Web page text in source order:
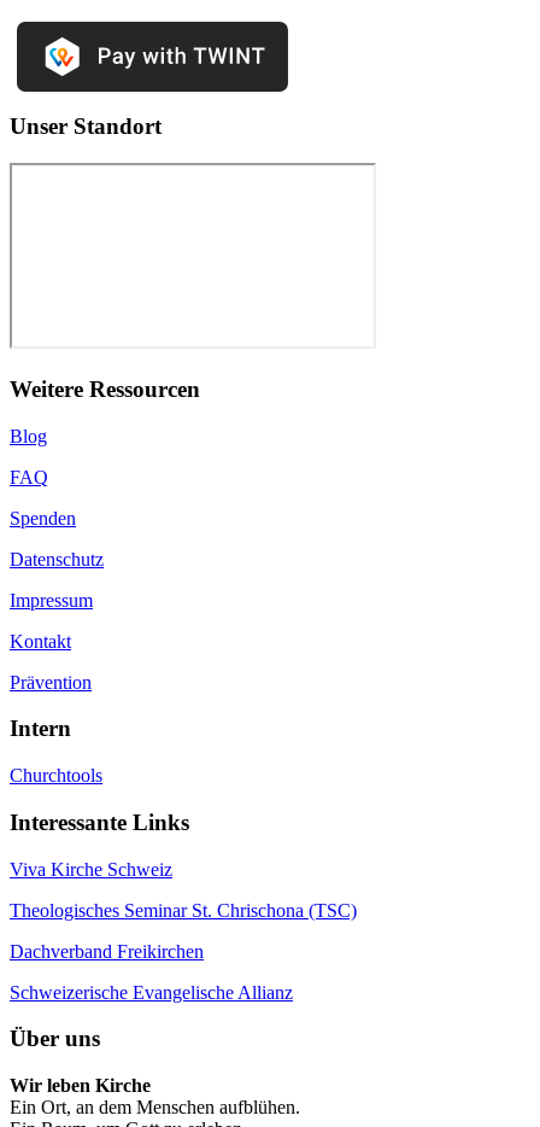
Unser Standort
Weitere Ressourcen
Blog
FAQ
Spenden
Datenschutz
Impressum
Kontakt
Prävention
Intern
Churchtools
Interessante Links
Viva Kirche Schweiz
Theologisches Seminar St. Chrischona (TSC)
Dachverband Freikirchen
Schweizerische Evangelische Allianz
Über uns
Wir leben Kirche
Ein Ort, an dem Menschen aufblühen.